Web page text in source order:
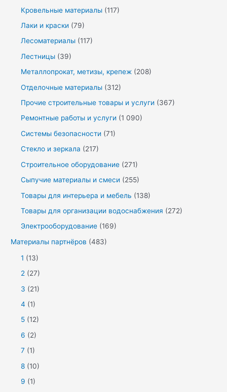
Кровельные материалы (117)
Лаки и краски (79)
Лесоматериалы (117)
Лестницы (39)
Металлопрокат, метизы, крепеж (208)
Отделочные материалы (312)
Прочие строительные товары и услуги (367)
Ремонтные работы и услуги (1 090)
Системы безопасности (71)
Стекло и зеркала (217)
Строительное оборудование (271)
Сыпучие материалы и смеси (255)
Товары для интерьера и мебель (138)
Товары для организации водоснабжения (272)
Электрооборудование (169)
Материалы партнёров (483)
1 (13)
2 (27)
3 (21)
4 (1)
5 (12)
6 (2)
7 (1)
8 (10)
9 (1)